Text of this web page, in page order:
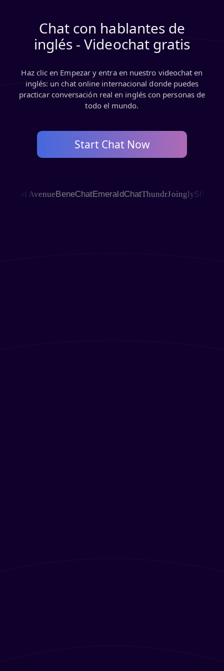
Chat con hablantes de
inglés - Videochat gratis
Haz clic en Empezar y entra en nuestro videochat en
inglés: un chat online internacional donde puedes
practicar conversación real en inglés con personas de
todo el mundo.
Start Chat Now
Chat AvenueBeneChatEmeraldChatThundrJoinglySHAGLE